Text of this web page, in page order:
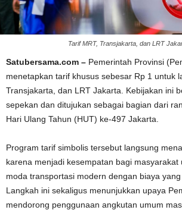
Tarif MRT, Transjakarta, dan LRT
Satubersama.com – Pemerintah Provinsi
menetapkan tarif khusus sebesar Rp 1 untuk
Transjakarta, dan LRT Jakarta. Kebijakan ini
sepekan dan ditujukan sebagai bagian dari
Hari Ulang Tahun (HUT) ke-497 Jakarta.
Program tarif simbolis tersebut langsung
karena menjadi kesempatan bagi masyarakat
moda transportasi modern dengan biaya yang
Langkah ini sekaligus menunjukkan upaya
mendorong penggunaan angkutan umum